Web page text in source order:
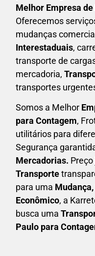
Melhor Empresa
Oferecemos
mudanças
Interestaduais,
transporte de
mercadoria,
transportes
Somos a Melhor
para Contagem,
utilitários para
Segurança
Mercadorias.
Transporte
para uma M
Econômico, a
busca uma T
Paulo para